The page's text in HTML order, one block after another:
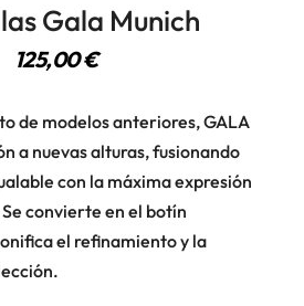
Gala Munich
125,00€
de modelos anteriores, GALA
a nuevas alturas, fusionando
con la máxima expresión
convierte en el botín
el refinamiento y la